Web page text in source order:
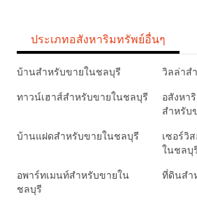
ประเภทอสังหาริมทรัพย์อื่นๆ
บ้านสำหรับขายในชลบุรี วิลล่าส
ทาวน์เฮาส์สำหรับขายในชลบุรี
อสังหา
สำหรับ
บ้านแฝดสำหรับขายในชลบุรี
เซอร์วิ
ในชลบุ
อพาร์ทเมนท์สำหรับขายใน
ชลบุรี
ที่ดินสำ